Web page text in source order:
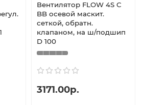
Вентилятор FLOW 4S C
BB осевой маскит.
сеткой, обратн.
клапаном, на ш/подшип
D 100
3171.00р.